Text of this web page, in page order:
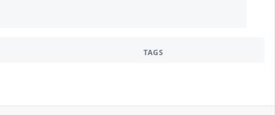
TAGS